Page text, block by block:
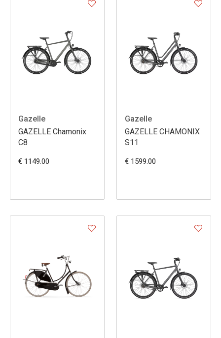
Gazelle
GAZELLE Chamonix
C8
€ 1149.00
Gazelle
GAZELLE CHAMONIX
S11
€ 1599.00